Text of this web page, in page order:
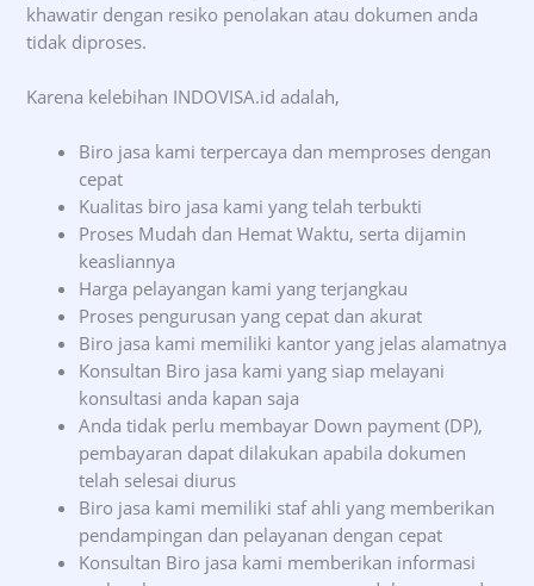
khawatir dengan resiko penolakan atau dokumen anda
tidak diproses.
Karena kelebihan INDOVISA.id adalah,
Biro jasa kami terpercaya dan memproses dengan
cepat
Kualitas biro jasa kami yang telah terbukti
Proses Mudah dan Hemat Waktu, serta dijamin
keasliannya
Harga pelayangan kami yang terjangkau
Proses pengurusan yang cepat dan akurat
Biro jasa kami memiliki kantor yang jelas alamatnya
Konsultan Biro jasa kami yang siap melayani
konsultasi anda kapan saja
Anda tidak perlu membayar Down payment (DP),
pembayaran dapat dilakukan apabila dokumen
telah selesai diurus
Biro jasa kami memiliki staf ahli yang memberikan
pendampingan dan pelayanan dengan cepat
Konsultan Biro jasa kami memberikan informasi